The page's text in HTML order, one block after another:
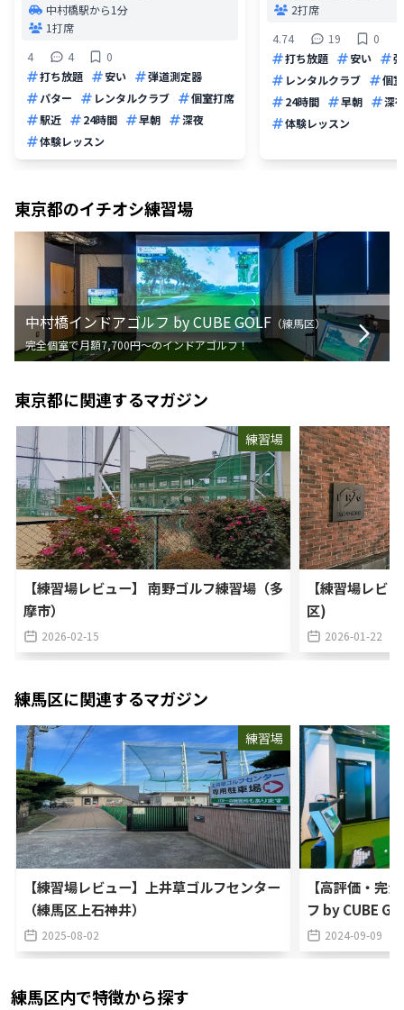
中村橋駅から1分
1打席
4
4
0
打ち放題
安い
弾道測定器
パター
レンタルクラブ
個室打席
駅近
24時間 早朝
深夜
体験レッスン
2打席
4.74
19
0
打ち放題
安い
レンタルクラブ
個
24時間
早朝
深
体験レッスン
東京都のイチオシ練習場
中村橋インドアゴルフ by CUBE GOLF （練馬区）
完全個室で月額7,700円〜のインドアゴルフ！
東京都に関連するマガジン
練習場
【練習場レビュー】 南野ゴルフ練習場（多
摩市）
2026-02-15
【練習場レビ
区)
2026-01-22
練馬区に関連するマガジン
練習場
【練習場レビュー】上井草ゴルフセンター
（練馬区上石神井）
2025-08-02
【高評価・完
フ by CUBE
2024-09-09
練馬区内で特徴から探す